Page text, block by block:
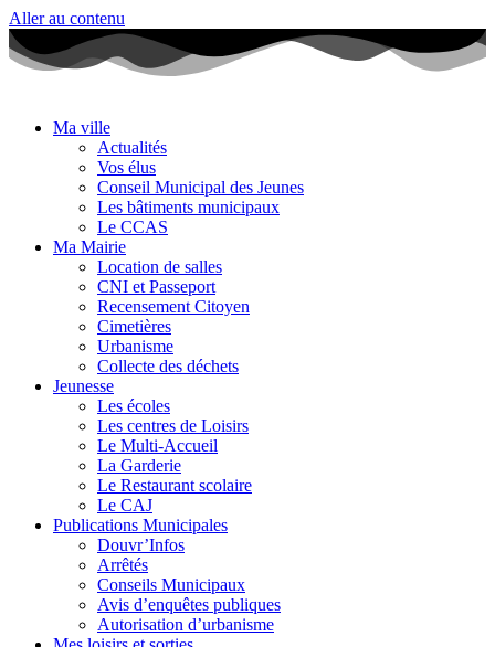
Aller au contenu
Ma ville
Actualités
Vos élus
Conseil Municipal des Jeunes
Les bâtiments municipaux
Le CCAS
Ma Mairie
Location de salles
CNI et Passeport
Recensement Citoyen
Cimetières
Urbanisme
Collecte des déchets
Jeunesse
Les écoles
Les centres de Loisirs
Le Multi-Accueil
La Garderie
Le Restaurant scolaire
Le CAJ
Publications Municipales
Douvr’Infos
Arrêtés
Conseils Municipaux
Avis d’enquêtes publiques
Autorisation d’urbanisme